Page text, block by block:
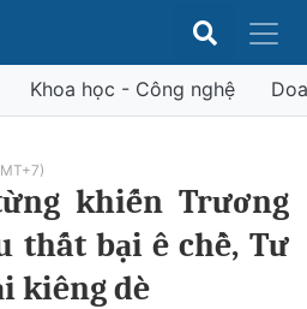
Khoa học - Công nghệ
khiến Trương
thất bại ê chề, Tư
kiêng dè